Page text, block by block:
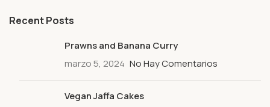
Recent Posts
Prawns and Banana Curry
marzo 5, 2024 No Hay Comentarios
Vegan Jaffa Cakes